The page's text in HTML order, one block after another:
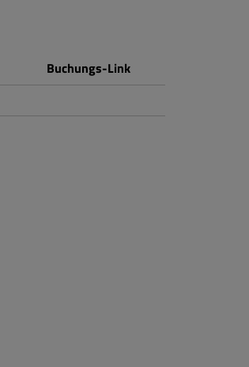
Buchungs-Link